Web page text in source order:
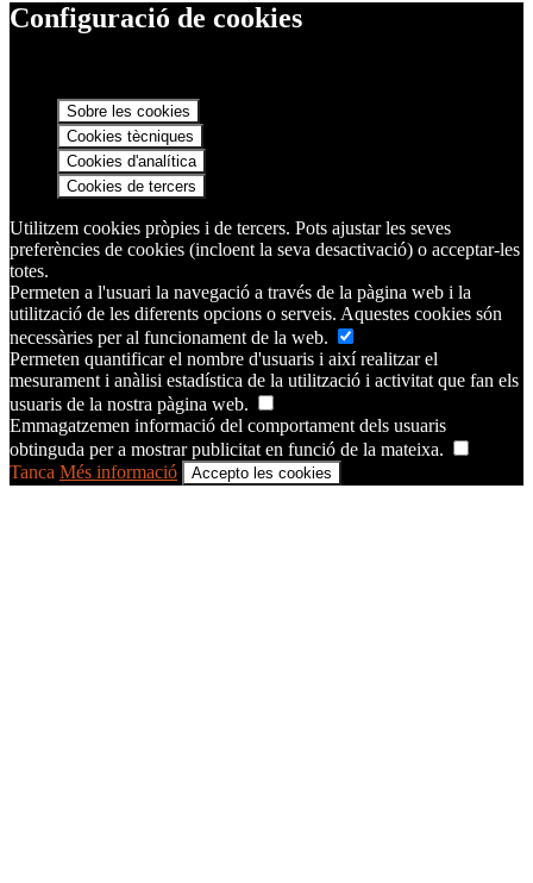
Configuració de cookies
Sobre les cookies
Cookies tècniques
Cookies d'analítica
Cookies de tercers
Utilitzem cookies pròpies i de tercers. Pots ajustar les seves
preferències de cookies (incloent la seva desactivació) o acceptar-les
totes.
Permeten a l'usuari la navegació a través de la pàgina web i la
utilització de les diferents opcions o serveis. Aquestes cookies són
necessàries per al funcionament de la web.
Permeten quantificar el nombre d'usuaris i així realitzar el
mesurament i anàlisi estadística de la utilització i activitat que fan els
usuaris de la nostra pàgina web.
Emmagatzemen informació del comportament dels usuaris
obtinguda per a mostrar publicitat en funció de la mateixa.
Tanca Més informació Accepto les cookies